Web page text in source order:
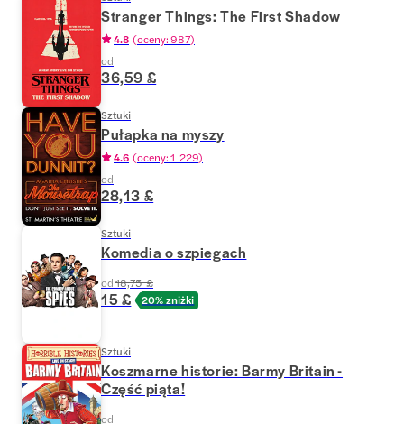
Stranger Things: The First Shadow
4.8 (oceny: 987)
od
36,59 £
Sztuki
Pułapka na myszy
4.6 (oceny: 1 229)
od
28,13 £
Sztuki
Komedia o szpiegach
od18,75 £
15 £ 20% zniżki
Sztuki
Koszmarne historie: Barmy Britain -
Część piąta!
od